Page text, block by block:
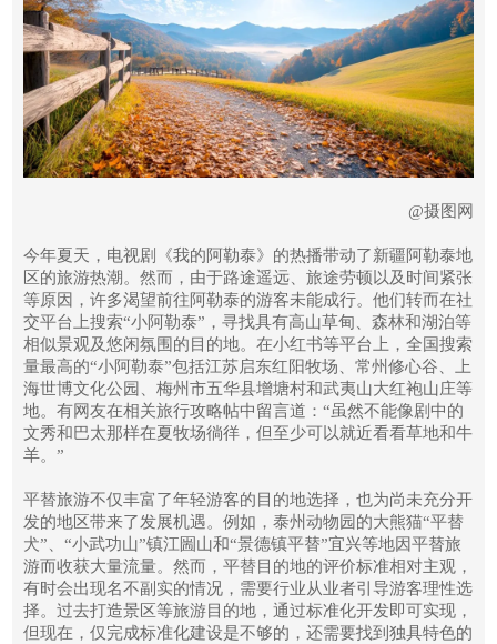
@摄图网
今年夏天，电视剧《我的阿勒泰》的热播带动了新疆阿勒泰地
区的旅游热潮。然而，由于路途遥远、旅途劳顿以及时间紧张
等原因，许多渴望前往阿勒泰的游客未能成行。他们转而在社
交平台上搜索“小阿勒泰”，寻找具有高山草甸、森林和湖泊等
相似景观及悠闲氛围的目的地。在小红书等平台上，全国搜索
量最高的“小阿勒泰”包括江苏启东红阳牧场、常州修心谷、上
海世博文化公园、梅州市五华县增塘村和武夷山大红袍山庄等
地。有网友在相关旅行攻略帖中留言道：“虽然不能像剧中的
文秀和巴太那样在夏牧场徜徉，但至少可以就近看看草地和牛
羊。”
平替旅游不仅丰富了年轻游客的目的地选择，也为尚未充分开
发的地区带来了发展机遇。例如，泰州动物园的大熊猫“平替
犬”、“小武功山”镇江圌山和“景德镇平替”宜兴等地因平替旅
游而收获大量流量。然而，平替目的地的评价标准相对主观，
有时会出现名不副实的情况，需要行业从业者引导游客理性选
择。过去打造景区等旅游目的地，通过标准化开发即可实现，
但现在，仅完成标准化建设是不够的，还需要找到独具特色的